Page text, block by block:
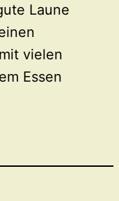
Laune
vielen
Essen